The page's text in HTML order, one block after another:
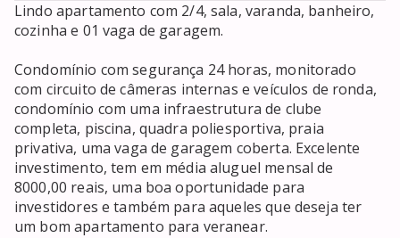
Lindo apartamento com 2/4, sala, varanda, banheiro,
cozinha e 01 vaga de garagem.
Condomínio com segurança 24 horas, monitorado
com circuito de câmeras internas e veículos de ronda,
condomínio com uma infraestrutura de clube
completa, piscina, quadra poliesportiva, praia
privativa, uma vaga de garagem coberta. Excelente
investimento, tem em média aluguel mensal de
8000,00 reais, uma boa oportunidade para
investidores e também para aqueles que deseja ter
um bom apartamento para veranear.